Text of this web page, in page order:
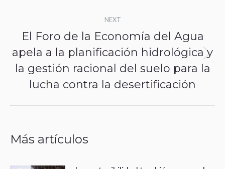
NEXT
post:
El Foro de la Economía del Agua
apela a la planificación hidrológica y
la gestión racional del suelo para la
lucha contra la desertificación
Más artículos